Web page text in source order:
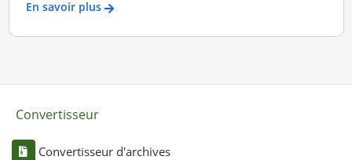
En savoir plus
Convertisseur
Convertisseur d'archives